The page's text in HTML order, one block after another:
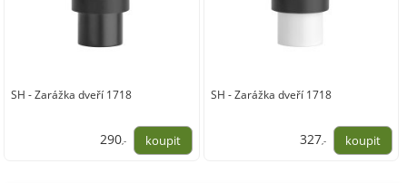
SH - Zarážka dveří 1718
290,-
SH - Zarážka dveří 1718
327,-